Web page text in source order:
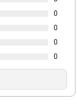
0
0
0
0